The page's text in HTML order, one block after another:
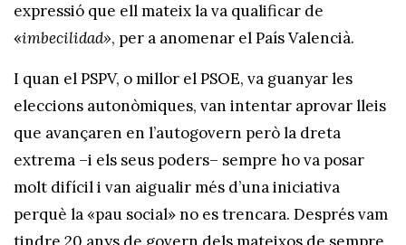
expressió que ell mateix la va qualificar de
«imbecilidad», per a anomenar el País Valencià.
I quan el PSPV, o millor el PSOE, va guanyar les
eleccions autonòmiques, van intentar aprovar lleis
que avançaren en l’autogovern però la dreta
extrema –i els seus poders– sempre ho va posar
molt difícil i van aigualir més d’una iniciativa
perquè la «pau social» no es trencara. Després vam